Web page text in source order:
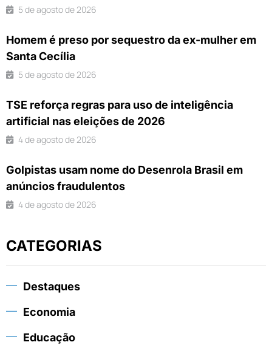
5 de agosto de 2026
Homem é preso por sequestro da ex-mulher em
Santa Cecília
5 de agosto de 2026
TSE reforça regras para uso de inteligência
artificial nas eleições de 2026
4 de agosto de 2026
Golpistas usam nome do Desenrola Brasil em
anúncios fraudulentos
4 de agosto de 2026
CATEGORIAS
Destaques
Economia
Educação